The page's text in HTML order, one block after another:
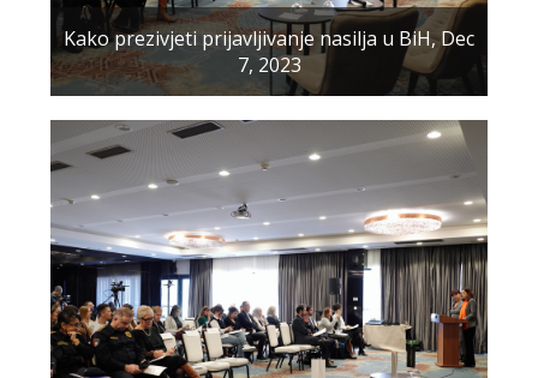
Kako prezivjeti prijavljivanje nasilja u BiH, Dec
7, 2023